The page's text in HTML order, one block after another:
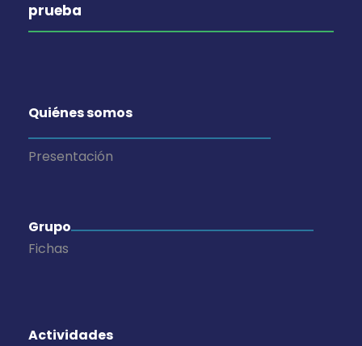
prueba
Quiénes somos
Presentación
Grupo
Fichas
Actividades